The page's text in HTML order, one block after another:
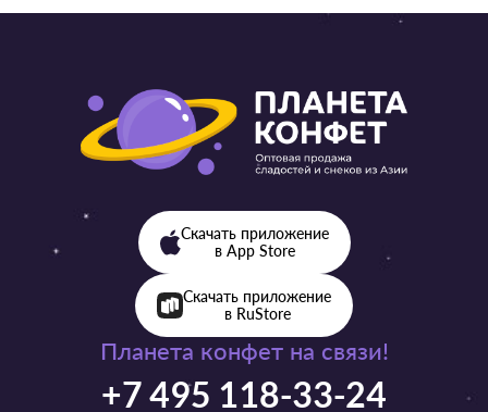
Планета конфет на связи!
+7 495 118-33-24
Скачать приложение
в App Store
Скачать приложение
в RuStore